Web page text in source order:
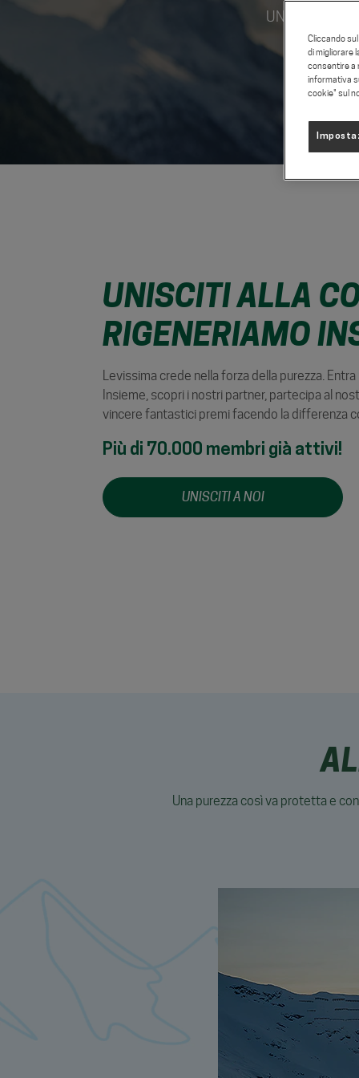
UNISCITI ALLA
UNISCITI ALLA
RIGENERIAMO
Levissima crede nella forza della purezza.
Insieme, scopri i nostri partner, partecipa al
vincere fantastici premi facendo la differenza
Più di 70.000 membri già attivi!
UNISCITI A NOI
Una purezza così va protetta e
Cliccando
di migliorare
consentire a
informativa
cookie" sul